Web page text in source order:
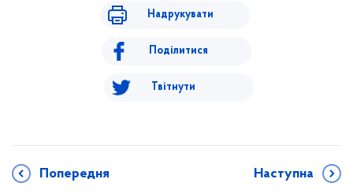
Надрукувати
Поділитися
Твітнути
Попередня Наступна